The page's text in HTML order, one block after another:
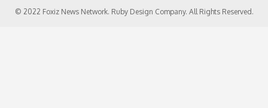
© 2022 Foxiz News Network. Ruby Design Company. All Rights Reserved.